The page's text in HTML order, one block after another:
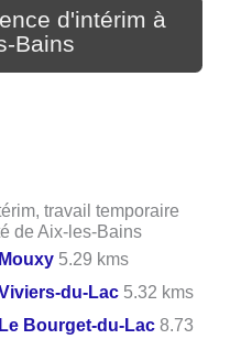
d'intérim à
Bains
travail temporaire
de Aix-les-Bains
Mouxy 5.29 kms
du-Lac 5.32 kms
Le Bourget-du-Lac 8.73